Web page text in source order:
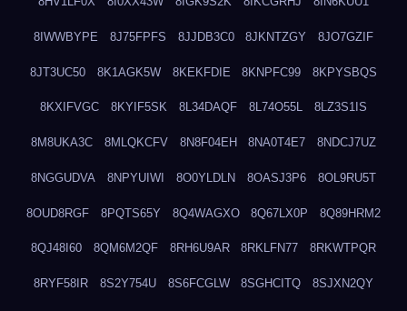
8IWWBYPE 8J75FPFS 8JJDB3C0 8JKNTZGY 8JO7GZIF
8JT3UC50 8K1AGK5W 8KEKFDIE 8KNPFC99 8KPYSBQS
8KXIFVGC 8KYIF5SK 8L34DAQF 8L74O55L 8LZ3S1IS
8M8UKA3C 8MLQKCFV 8N8F04EH 8NA0T4E7 8NDCJ7UZ
8NGGUDVA 8NPYUIWI 8O0YLDLN 8OASJ3P6 8OL9RU5T
8OUD8RGF 8PQTS65Y 8Q4WAGXO 8Q67LX0P 8Q89HRM2
8QJ48I60 8QM6M2QF 8RH6U9AR 8RKLFN77 8RKWTPQR
8RYF58IR 8S2Y754U 8S6FCGLW 8SGHCITQ 8SJXN2QY